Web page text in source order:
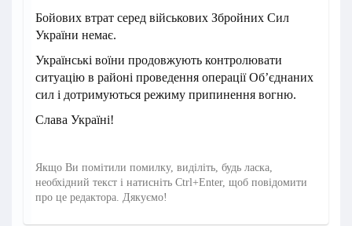
Бойових втрат серед військових Збройних Сил
України немає.
Українські воїни продовжують контролювати
ситуацію в районі проведення операції Об’єднаних
сил і дотримуються режиму припинення вогню.
Слава Україні!
Якщо Ви помітили помилку, виділіть, будь ласка,
необхідний текст і натисніть Ctrl+Enter, щоб повідомити
про це редактора. Дякуємо!